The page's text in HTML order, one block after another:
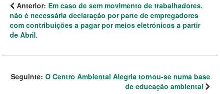
Anterior: Em caso de sem movimento de trabalhadores,
não é necessária declaração por parte de empregadores
com contribuições a pagar por meios eletrónicos a partir
de Abril.
Seguinte: O Centro Ambiental Alegria tornou-se numa base
de educação ambiental